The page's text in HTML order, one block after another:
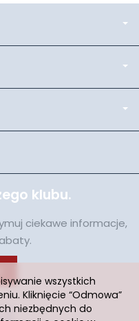
klubu.
ciekawe informacje,
wszystkich
Kliknięcie “Odmowa”
niezbędnych do